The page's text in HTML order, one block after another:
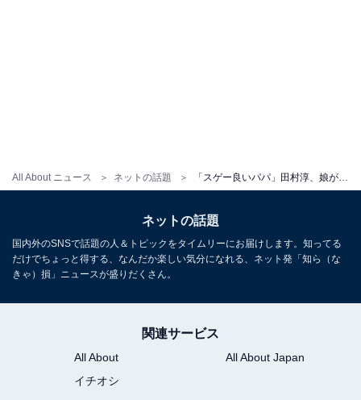
All About ニュース ネットの話題
ネットの話題
国内外のSNSで話題の人＆トピックをタイムリーにお届けします。知ってる
だけでちょっと得する、なんだか楽しい気分になれる、ネット発「知ら（な
きゃ）損」ニュースが盛りだくさん。
関連サービス
All About
All About Japan
イチオシ